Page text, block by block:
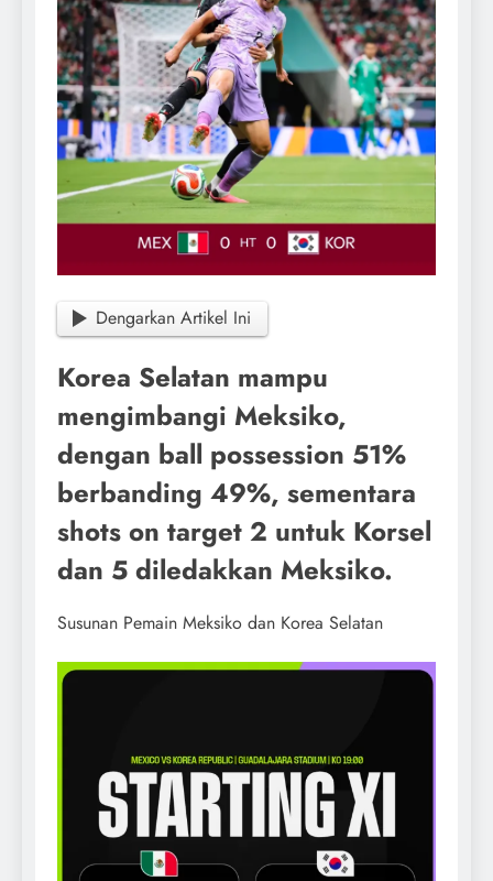
Dengarkan Artikel Ini
Korea Selatan mampu
mengimbangi Meksiko,
dengan ball possession 51%
berbanding 49%, sementara
shots on target 2 untuk Korsel
dan 5 diledakkan Meksiko.
Susunan Pemain Meksiko dan Korea Selatan